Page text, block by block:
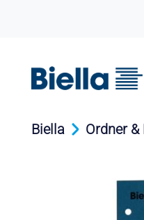
Biella Ordner &